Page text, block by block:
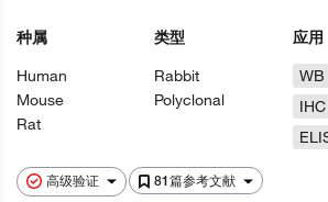
高级验证 81篇参考文献
种属
Human
Mouse
Rat
类型
Rabbit
Polyclonal
应用
WB